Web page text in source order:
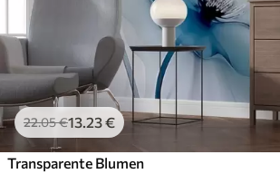
22.05€13 .23€
Transparente Blumen